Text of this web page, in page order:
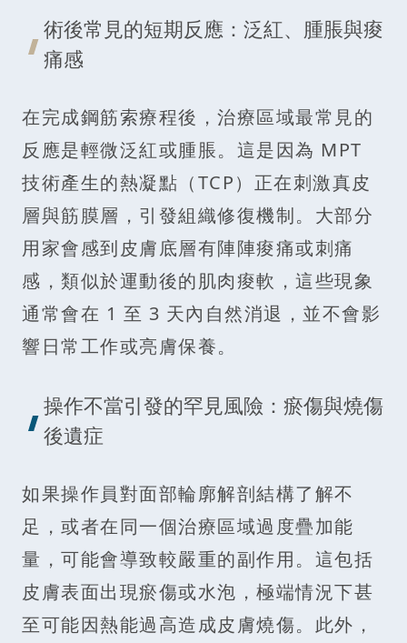
術後常見的短期反應：泛紅、腫脹與痠
痛感
在完成鋼筋索療程後，治療區域最常見的
反應是輕微泛紅或腫脹。這是因為 MPT
技術產生的熱凝點（TCP）正在刺激真皮
層與筋膜層，引發組織修復機制。大部分
用家會感到皮膚底層有陣陣痠痛或刺痛
感，類似於運動後的肌肉痠軟，這些現象
通常會在 1 至 3 天內自然消退，並不會影
響日常工作或亮膚保養。
操作不當引發的罕見風險：瘀傷與燒傷
後遺症
如果操作員對面部輪廓解剖結構了解不
足，或者在同一個治療區域過度疊加能
量，可能會導致較嚴重的副作用。這包括
皮膚表面出現瘀傷或水泡，極端情況下甚
至可能因熱能過高造成皮膚燒傷。此外，